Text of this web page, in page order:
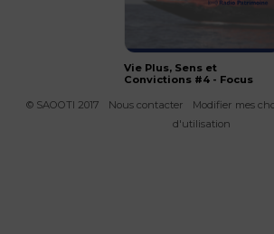
Vie Plus, Sens et
Convictions #4 - Focus
© SAOOTI 2017
Nous contacter Modifier mes
d'utilisation